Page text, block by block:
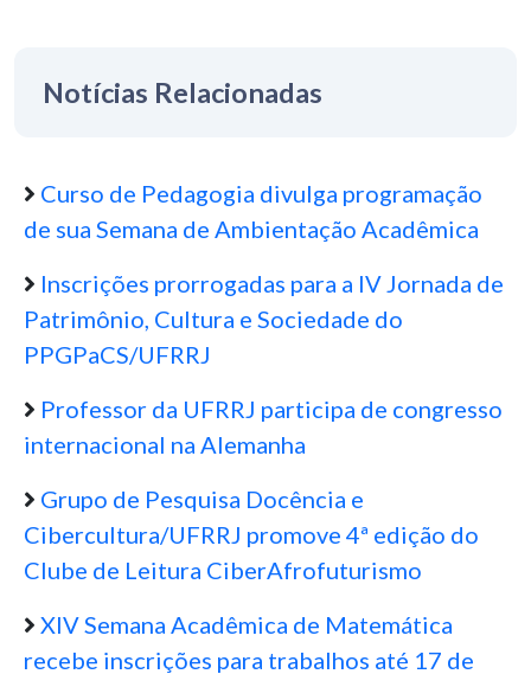
Notícias Relacionadas
Curso de Pedagogia divulga programação
de sua Semana de Ambientação Acadêmica
Inscrições prorrogadas para a IV Jornada de
Patrimônio, Cultura e Sociedade do
PPGPaCS/UFRRJ
Professor da UFRRJ participa de congresso
internacional na Alemanha
Grupo de Pesquisa Docência e
Cibercultura/UFRRJ promove 4ª edição do
Clube de Leitura CiberAfrofuturismo
XIV Semana Acadêmica de Matemática
recebe inscrições para trabalhos até 17 de